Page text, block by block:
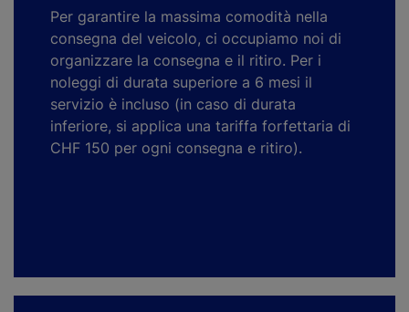
Per garantire la massima comodità nella
consegna del veicolo, ci occupiamo noi di
organizzare la consegna e il ritiro. Per i
noleggi di durata superiore a 6 mesi il
servizio è incluso (in caso di durata
inferiore, si applica una tariffa forfettaria di
CHF 150 per ogni consegna e ritiro).